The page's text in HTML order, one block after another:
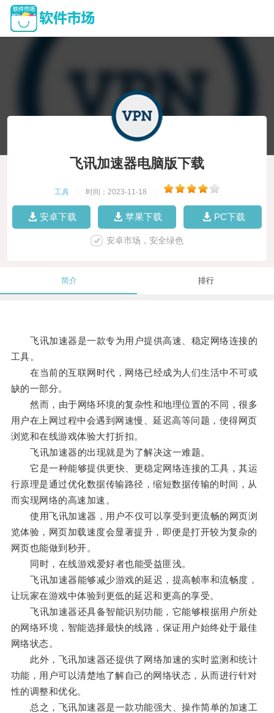
飞讯加速器电脑版下载
工具 时间：2023-11-18
安卓下载 苹果下载 PC下载
安卓市场，安全绿色
简介 排行
飞讯加速器是一款专为用户提供高速、稳定网络连接的
工具。
在当前的互联网时代，网络已经成为人们生活中不可或
缺的一部分。
然而，由于网络环境的复杂性和地理位置的不同，很多
用户在上网过程中会遇到网速慢、延迟高等问题，使得网页
浏览和在线游戏体验大打折扣。
飞讯加速器的出现就是为了解决这一难题。
它是一种能够提供更快、更稳定网络连接的工具，其运
行原理是通过优化数据传输路径，缩短数据传输的时间，从
而实现网络的高速加速。
使用飞讯加速器，用户不仅可以享受到更流畅的网页浏
览体验，网页加载速度会显著提升，即便是打开较为复杂的
网页也能做到秒开。
同时，在线游戏爱好者也能受益匪浅。
飞讯加速器能够减少游戏的延迟，提高帧率和流畅度，
让玩家在游戏中体验到更低的延迟和更高的享受。
飞讯加速器还具备智能识别功能，它能够根据用户所处
的网络环境，智能选择最快的线路，保证用户始终处于最佳
网络状态。
此外，飞讯加速器还提供了网络加速的实时监测和统计
功能，用户可以清楚地了解自己的网络状态，从而进行针对
性的调整和优化。
总之，飞讯加速器是一款功能强大、操作简单的加速工